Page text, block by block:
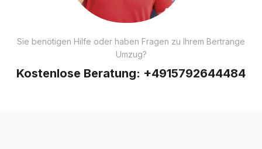
Sie benötigen Hilfe oder haben Fragen zu Ihrem Bertrange
Umzug?
Kostenlose Beratung: +4915792644484